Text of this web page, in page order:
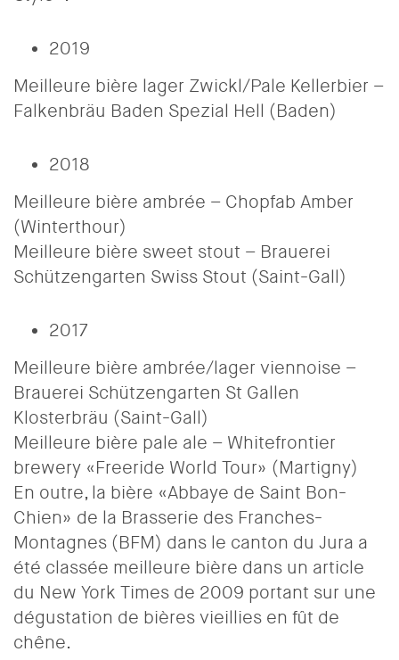
2019
Meilleure bière lager Zwickl/Pale Kellerbier –
Falkenbräu Baden Spezial Hell (Baden)
2018
Meilleure bière ambrée – Chopfab Amber
(Winterthour)
Meilleure bière sweet stout – Brauerei
Schützengarten Swiss Stout (Saint-Gall)
2017
Meilleure bière ambrée/lager viennoise –
Brauerei Schützengarten St Gallen
Klosterbräu (Saint-Gall)
Meilleure bière pale ale – Whitefrontier
brewery «Freeride World Tour» (Martigny)
En outre, la bière «Abbaye de Saint Bon-
Chien» de la Brasserie des Franches-
Montagnes (BFM) dans le canton du Jura a
été classée meilleure bière dans un article
du New York Times de 2009 portant sur une
dégustation de bières vieillies en fût de
chêne.